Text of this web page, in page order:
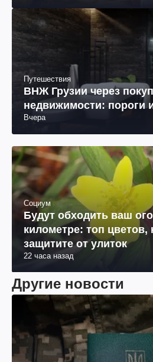
Путешествия
ВНЖ Грузии через
недвижимости: пороги
Вчера
Социум
Будут обходить ваш
километре: топ цветов,
защитите от улиток
22 часа назад
Другие новости